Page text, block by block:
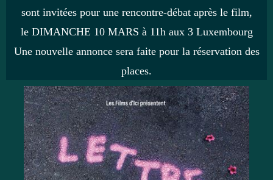
sont invitées pour une rencontre-débat après le film,
le DIMANCHE 10 MARS à 11h aux 3 Luxembourg
Une nouvelle annonce sera faite pour la réservation des
places.